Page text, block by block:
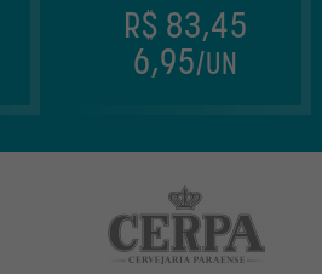
R$ 83,45
6,95/UN
Cerpa